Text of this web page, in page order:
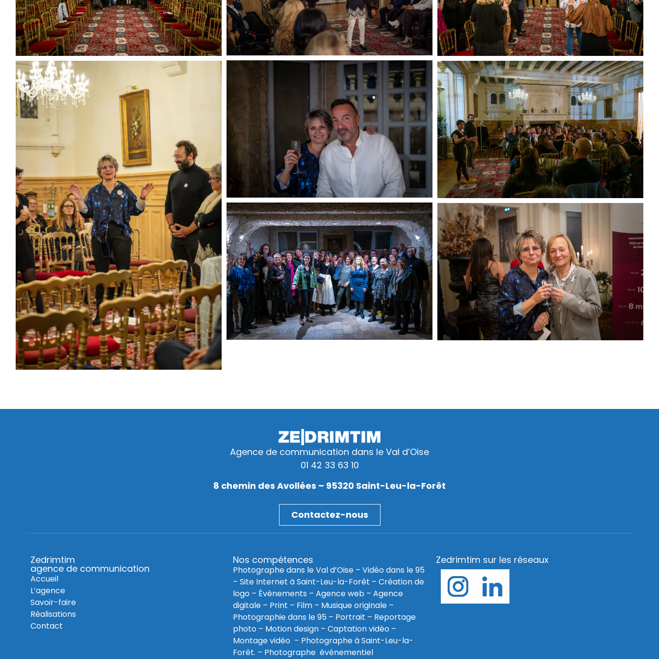
Agence de communication dans le Val d’Oise
01 42 33 63 10
8 chemin des Avollées – 95320 Saint-Leu-la-Forêt
Contactez-nous
Zedrimtim
agence de communication
Accueil
L’agence
Savoir-faire
Réalisations
Contact
Nos compétences
Photographe dans le Val d’Oise –Vidéo dans le 95
–Site Internet à Saint-Leu-la-Forêt –Création de
logo – Évènements –Agence web –Agence
digitale – Print – Film – Musique originale –
Photographie dans le 95 – Portrait – Reportage
photo – Motion design – Captation vidéo –
Montage vidéo – Photographe à Saint-Leu-la-
Forêt. – Photographe événementiel
Zedrimtim sur les réseaux